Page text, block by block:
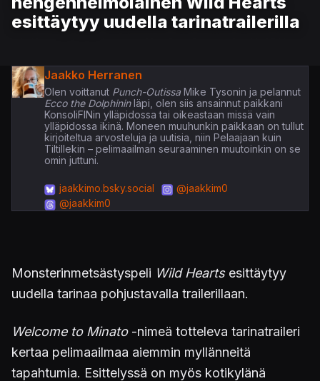
esittäytyy uudella tarinatrailerilla
Jaakko Herranen
Olen voittanutPunch-OutissaMike Tysonin ja pelannut
Ecco the Dolphininläpi, olen siis ansainnut paikkani
KonsoliFINin ylläpidossa tai oikeastaan missä vain
ylläpidossa ikinä. Moneen muuhunkin paikkaan on tullut
kirjoiteltua arvosteluja ja uutisia, niin Pelaajaan kuin
Tiltillekin – pelimaailman seuraaminen muutoinkin on se
omin juttuni.
jaakkimo.bsky.social
@jaakkim0
@jaakkim0
Monsterinmetsästyspeli Wild Heartsesittäytyy
uudella tarinaa pohjustavalla trailerillaan.
Welcome to Minato-nimeä totteleva tarinatraileri
kertaa pelimaailmaa aiemmin myllänneitä
tapahtumia. Esittelyssä on myös kotikylänä